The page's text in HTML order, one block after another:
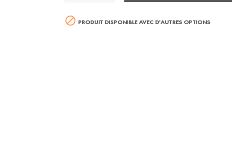
 PRODUIT DISPONIBLE AVEC D'AUTRES OPTIONS